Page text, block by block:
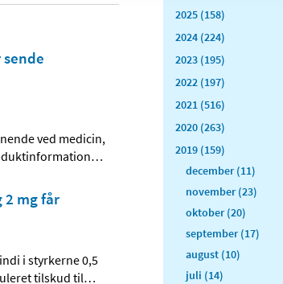
ved medicin,
…
2 mg får
i styrkerne 0,5
tilskud til…
2025 (158)
2024 (224)
2023 (195)
2022 (197)
2021 (516)
2020 (263)
2019 (159)
december (11)
november (23)
oktober (20)
september (17)
august (10)
juli (14)